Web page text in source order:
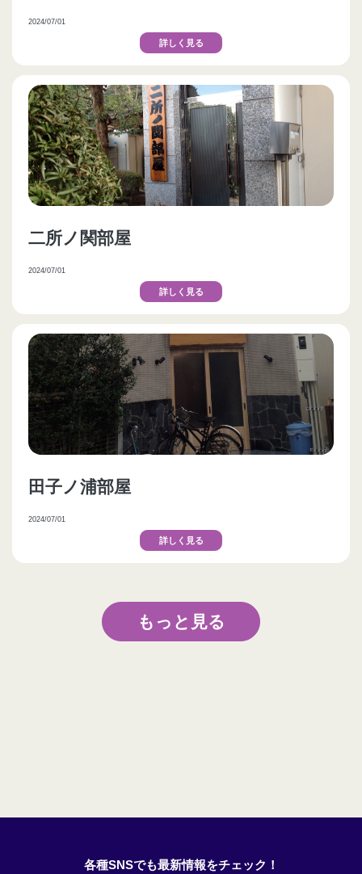
2024/07/01
詳しく見る
二所ノ関部屋
2024/07/01
詳しく見る
田子ノ浦部屋
2024/07/01
詳しく見る
もっと見る
各種SNSでも最新情報をチェック！